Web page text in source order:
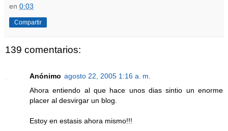
en 0:03
Compartir
139 comentarios:
Anónimo agosto 22, 2005 1:16 a. m.
Ahora entiendo al que hace unos dias sintio un enorme
placer al desvirgar un blog.
Estoy en estasis ahora mismo!!!